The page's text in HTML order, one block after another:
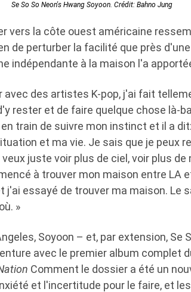
Se So So Neon's Hwang Soyoon. Crédit: Bahno Jung
vers la côte ouest américaine
de perturber la facilité que près
indépendante à la maison l'a
avec des artistes K-pop, j'ai fait
rester et de faire quelque chose là-
train de suivre mon instinct et il a
et ma vie. Je sais que je peux
juste voir plus de ciel, voir plus
à trouver mon maison entre LA
j'ai essayé de trouver ma maison. Le
»
Soyoon – et, par extension, Se
avec le premier album complet
Comment le dossier a été un
et l'incertitude pour le faire, et